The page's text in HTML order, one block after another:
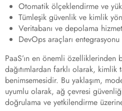
Otomatik ölçeklendirme ve
Tümleşik güvenlik ve kimlik
Veritabanı ve depolama
DevOps araçları entegrasyonu
PaaS’ın en önemli
dağıtımlardan farklı olarak, kimlik
benimsemesidir. Bu yaklaşım,
uyumlu olarak, ağ çevresi
doğrulama ve yetkilendirme